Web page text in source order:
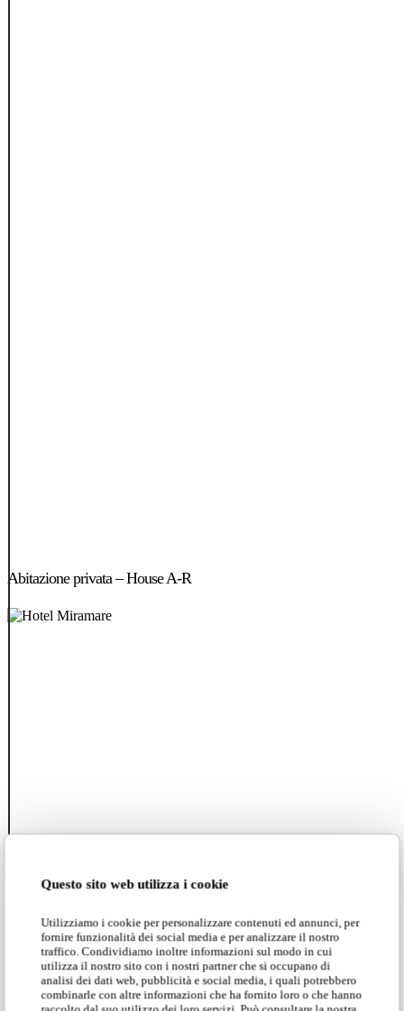
Questo sito web utilizza i cookie
Utilizziamo i cookie per personalizzare contenuti ed annunci, per
fornire funzionalità dei social media e per analizzare il nostro
traffico. Condividiamo inoltre informazioni sul modo in cui
utilizza il nostro sito con i nostri partner che si occupano di
analisi dei dati web, pubblicità e social media, i quali potrebbero
combinarle con altre informazioni che ha fornito loro o che hanno
privata
–
House
A-
Abitazione privata – House A-R